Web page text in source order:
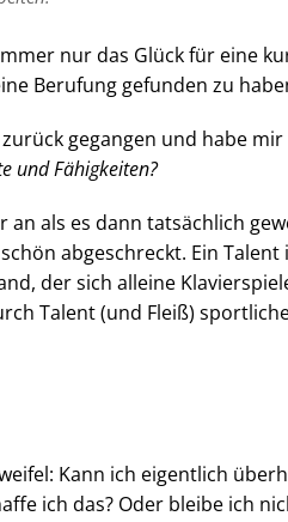
nur das Glück für eine
Berufung gefunden zu
gegangen und habe
und Fähigkeiten?
als es dann tatsächlich
abgeschreckt. Ein
der sich alleine
Talent (und Fleiß)
Kann ich eigentlich
ich das? Oder bleibe ich